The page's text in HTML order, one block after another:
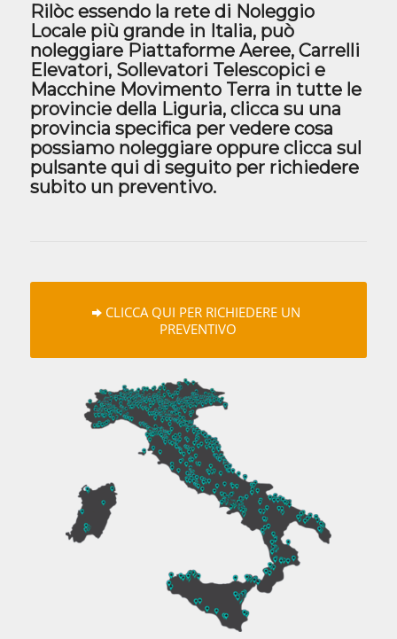
Rilòc essendo la rete di Noleggio
Locale più grande in Italia, può
noleggiare Piattaforme Aeree, Carrelli
Elevatori, Sollevatori Telescopici e
Macchine Movimento Terra in tutte le
provincie della Liguria, clicca su una
provincia specifica per vedere cosa
possiamo noleggiare oppure clicca sul
pulsante qui di seguito per richiedere
subito un preventivo.
CLICCA QUI PER RICHIEDERE UN
PREVENTIVO